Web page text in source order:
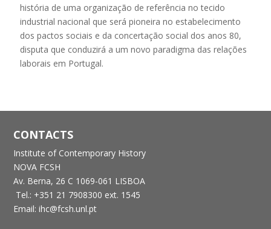
história de uma organização de referência no tecido
industrial nacional que será pioneira no estabelecimento
dos pactos sociais e da concertação social dos anos 80,
disputa que conduzirá a um novo paradigma das relações
laborais em Portugal.
CONTACTS
Institute of Contemporary History
NOVA FCSH
Av. Berna, 26 C 1069-061 LISBOA
Tel.: +351 21 7908300 ext. 1545
Email: ihc@fcsh.unl.pt